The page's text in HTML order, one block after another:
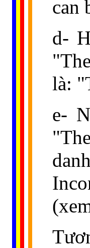
can
d-
là:
e-